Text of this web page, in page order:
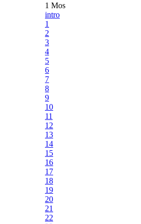
1 Mos
intro
1
2
3
4
5
6
7
8
9
10
11
12
13
14
15
16
17
18
19
20
21
22